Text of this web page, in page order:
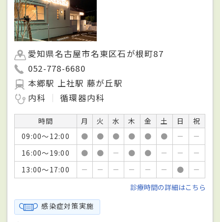
愛知県名古屋市名東区石が根町87
052-778-6680
本郷駅 上社駅 藤が丘駅
内科
循環器内科
時間 月 火 水 木 金 土 日
祝
09:00～12:00
● ● ● ● ● ● －
－
16:00～19:00
● ● － ● ● － －
－
13:00～17:00
－ － － － － － ●
－
診療時間の詳細はこちら
感染症対策実施